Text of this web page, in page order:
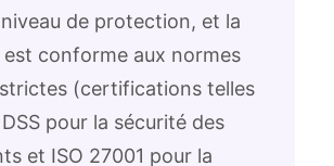
de protection, et la
conforme aux normes
(certifications telles
pour la sécurité des
et ISO 27001 pour la